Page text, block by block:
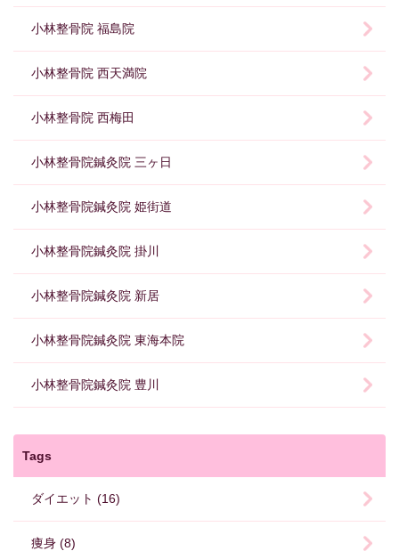
小林整骨院 福島院
小林整骨院 西天満院
小林整骨院 西梅田
小林整骨院鍼灸院 三ヶ日
小林整骨院鍼灸院 姫街道
小林整骨院鍼灸院 掛川
小林整骨院鍼灸院 新居
小林整骨院鍼灸院 東海本院
小林整骨院鍼灸院 豊川
Tags
ダイエット (16)
痩身 (8)